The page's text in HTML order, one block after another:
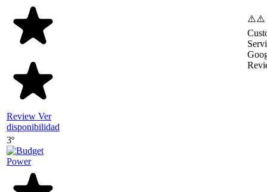
Review Ver
disponibilidad
⚠️⚠️
3º